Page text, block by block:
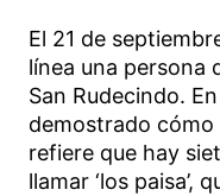
El 21 de
línea una persona
San Rudecindo.
demostrado cómo
refiere que hay
llamar ‘los